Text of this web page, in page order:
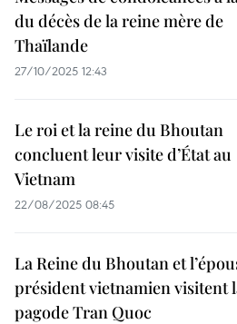
du décès de la reine mère de
Thaïlande
27/10/2025 12:43
Le roi et la reine du Bhoutan
concluent leur visite d’État au
Vietnam
22/08/2025 08:45
La Reine du Bhoutan et
président vietnamien visitent
pagode Tran Quoc